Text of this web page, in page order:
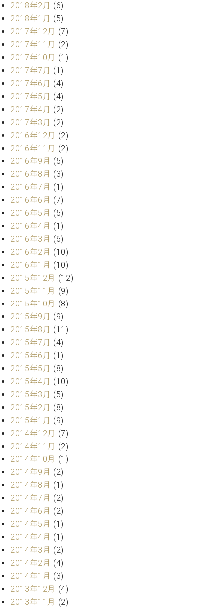
2018年2月 (6)
2018年1月 (5)
2017年12月 (7)
2017年11月 (2)
2017年10月 (1)
2017年7月 (1)
2017年6月 (4)
2017年5月 (4)
2017年4月 (2)
2017年3月 (2)
2016年12月 (2)
2016年11月 (2)
2016年9月 (5)
2016年8月 (3)
2016年7月 (1)
2016年6月 (7)
2016年5月 (5)
2016年4月 (1)
2016年3月 (6)
2016年2月 (10)
2016年1月 (10)
2015年12月 (12)
2015年11月 (9)
2015年10月 (8)
2015年9月 (9)
2015年8月 (11)
2015年7月 (4)
2015年6月 (1)
2015年5月 (8)
2015年4月 (10)
2015年3月 (5)
2015年2月 (8)
2015年1月 (9)
2014年12月 (7)
2014年11月 (2)
2014年10月 (1)
2014年9月 (2)
2014年8月 (1)
2014年7月 (2)
2014年6月 (2)
2014年5月 (1)
2014年4月 (1)
2014年3月 (2)
2014年2月 (4)
2014年1月 (3)
2013年12月 (4)
2013年11月 (2)